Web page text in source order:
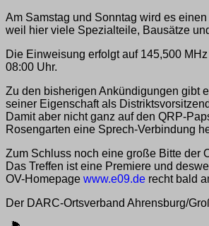
Am Samstag und Sonntag wird es
weil hier viele Spezialteile, Bausätze
Die Einweisung erfolgt auf 145,500
08:00 Uhr.
Zu den bisherigen Ankündigungen gibt
seiner Eigenschaft als
Damit aber nicht ganz auf den QRP-
Rosengarten eine Sprech-Verbindung
Zum Schluss noch eine große Bitte der
Das Treffen ist eine Premiere und
OV-Homepage www.e09.de recht bald
Der DARC-Ortsverband Ahrensburg/